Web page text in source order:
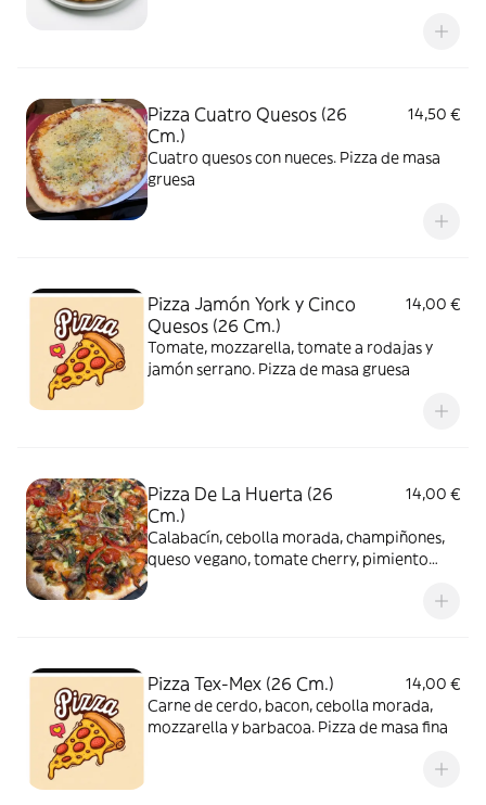
Pizza Cuatro Quesos (26
Cm.)
14,50 €
Cuatro quesos con nueces. Pizza de masa
gruesa
Pizza Jamón York y Cinco
Quesos (26 Cm.)
14,00 €
Tomate, mozzarella, tomate a rodajas y
jamón serrano. Pizza de masa gruesa
Pizza De La Huerta (26
Cm.)
14,00 €
Calabacín, cebolla morada, champiñones,
queso vegano, tomate cherry, pimiento
Pizza Tex-Mex (26 Cm.)
14,00 €
Carne de cerdo, bacon, cebolla morada,
mozzarella y barbacoa. Pizza de masa fina